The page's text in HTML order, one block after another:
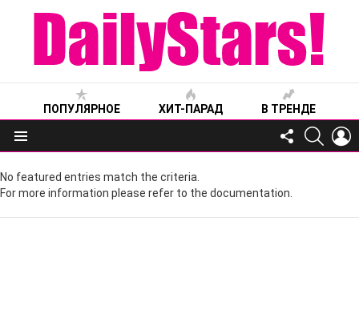
ПОПУЛЯРНОЕ ХИТ-ПАРАД В ТРЕНДЕ
Меню
FOLLOW
US
No featured entries match the criteria.
For more information please refer to the documentation.